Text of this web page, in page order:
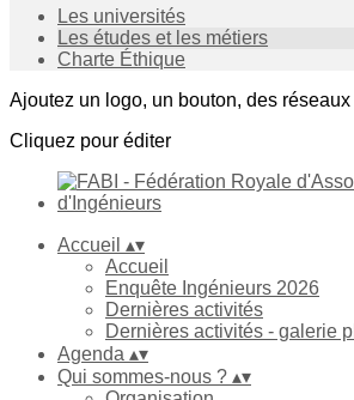
Les universités
Les études et les métiers
Charte Éthique
Ajoutez un logo, un bouton, des
Cliquez pour éditer
Accueil ▴▾
Accueil
Enquête Ingénieurs 2026
Dernières activités
Dernières activités - galerie
Agenda ▴▾
Qui sommes-nous ? ▴▾